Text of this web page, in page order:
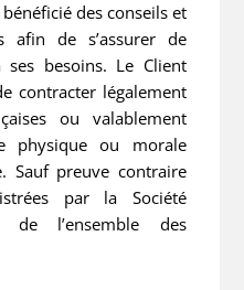
des conseils et
afin de s’assurer de
ses besoins. Le Client
contracter légalement
ou valablement
physique ou morale
Sauf preuve contraire
par la Société
de l’ensemble des